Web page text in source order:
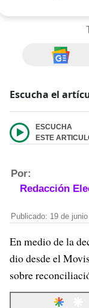
Escucha el
ESCUCHA
ESTE
Por:
Redacción
Publicado: 19 de
En medio de la
dio desde el
sobre